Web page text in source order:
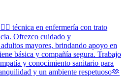
técnica en enfermería con trato
Ofrezco cuidado y
mayores, brindando apoyo en
básica y compañía segura. Trabajo
y conocimiento sanitario para
y un ambiente respetuoso🫶